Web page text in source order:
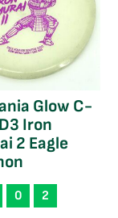
Glow C-
Iron
2 Eagle
0 2